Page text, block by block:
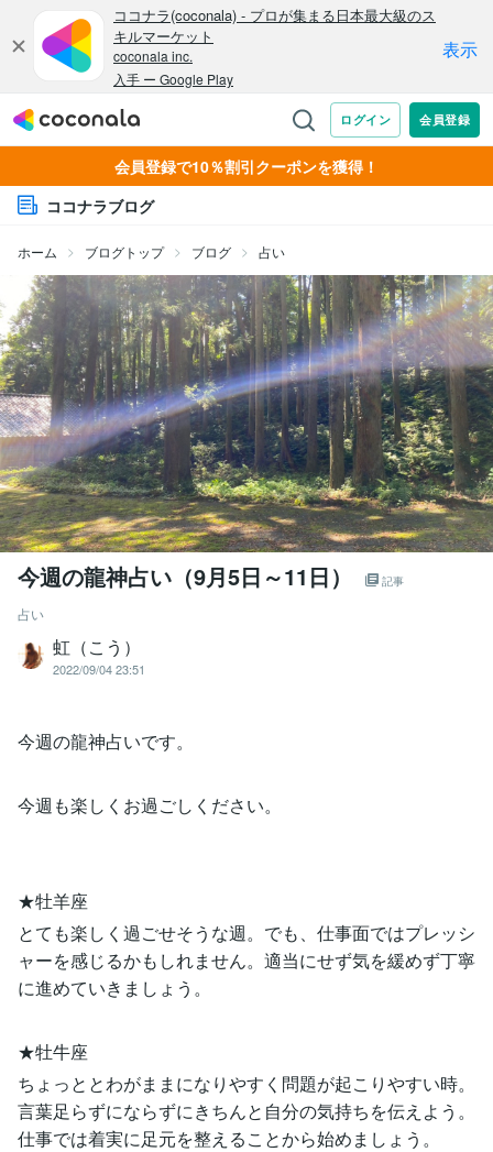
会員登録で10％割引クーポンを獲得！
ココナラブログ
ホーム ブログトップ ブログ 占い
今週の龍神占い（9月5日～11日） 記事
占い
虹（こう）
2022/09/04 23:51
今週の龍神占いです。
今週も楽しくお過ごしください。
★牡羊座
とても楽しく過ごせそうな週。でも、仕事面ではプレッシ
ャーを感じるかもしれません。適当にせず気を緩めず丁寧
に進めていきましょう。
★牡牛座
ちょっととわがままになりやすく問題が起こりやすい時。
言葉足らずにならずにきちんと自分の気持ちを伝えよう。
仕事では着実に足元を整えることから始めましょう。